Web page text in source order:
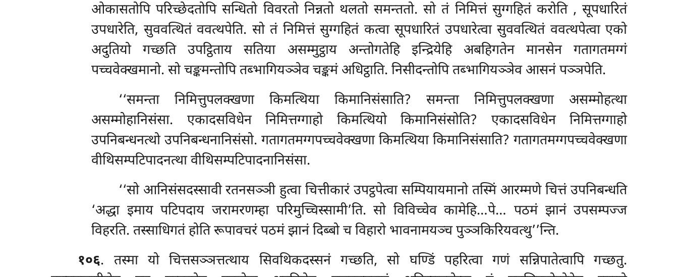
ओकासतोपि परिच्छेदतोपि सन्धितो विवरतो निन्नतो थलतो समन्ततो. सो तं निमित्तं सुग्गहितं करोति , सूपधारितं
उपधारेति, सुववत्थितं ववत्थपेति. सो तं निमित्तं सुग्गहितं कत्वा सूपधारितं उपधारेत्वा सुववत्थितं ववत्थपेत्वा एको
अदुतियो गच्छति उपट्ठिताय सतिया असम्मुट्ठाय अन्तोगतेहि इन्द्रियेहि अबहिगतेन मानसेन गतागतमग्गं
पच्चवेक्खमानो. सो चङ्कमन्तोपि तब्भागियञ्ञेव चङ्कमं अधिट्ठाति. निसीदन्तोपि तब्भागियञ्ञेव आसनं पञ्ञपेति.
‘‘समन्ता निमित्तुपलक्खणा किमत्थिया किमानिसंसाति? समन्ता निमित्तुपलक्खणा असम्मोहत्था
असम्मोहानिसंसा. एकादसविधेन निमित्तग्गाहो किमत्थियो किमानिसंसोति? एकादसविधेन निमित्तग्गाहो
उपनिबन्धनत्थो उपनिबन्धनानिसंसो. गतागतमग्गपच्चवेक्खणा किमत्थिया किमानिसंसाति? गतागतमग्गपच्चवेक्खणा
वीथिसम्पटिपादनत्था वीथिसम्पटिपादनानिसंसा.
‘‘सो आनिसंसदस्सावी रतनसञ्ञी हुत्वा चित्तीकारं उपट्ठपेत्वा सम्पियायमानो तस्मिं आरम्मणे चित्तं उपनिबन्धति
‘अद्धा इमाय पटिपदाय जरामरणम्हा परिमुच्चिस्सामी’ति. सो विविच्चेव कामेहि…पे… पठमं झानं उपसम्पज्ज
विहरति. तस्साधिगतं होति रूपावचरं पठमं झानं दिब्बो च विहारो भावनामयञ्च पुञ्ञकिरियवत्थु’’न्ति.
१०६. तस्मा यो चित्तसञ्ञत्तत्थाय सिवथिकदस्सनं गच्छति, सो घण्डिं पहरित्वा गणं सन्निपातेत्वापि गच्छतु.